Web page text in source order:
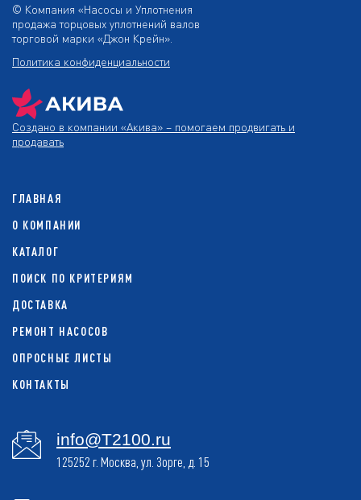
© Компания «Насосы и Уплотнения
продажа торцовых уплотнений валов
торговой марки «Джон Крейн».
Политика конфиденциальности
Создано в компании «Акива» – помогаем продвигать и
продавать
ГЛАВНАЯ
О КОМПАНИИ
КАТАЛОГ
ПОИСК ПО КРИТЕРИЯМ
ДОСТАВКА
РЕМОНТ НАСОСОВ
ОПРОСНЫЕ ЛИСТЫ
КОНТАКТЫ
info@T2100.ru
125252 г. Москва, ул. Зорге, д. 15